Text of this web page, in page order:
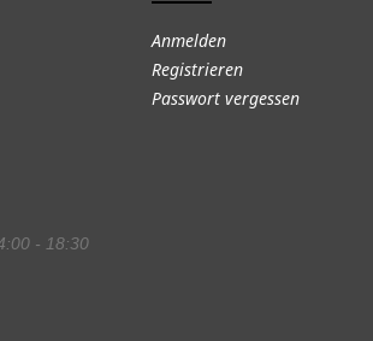
- 18:30
Anmelden
Registrieren
Passwort vergessen